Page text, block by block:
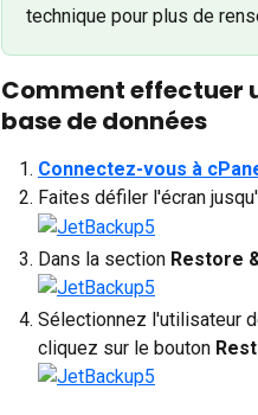
technique pour plus de
Comment effectuer
base de données
Connectez-vous à
Faites défiler l'écran
Dans la section Restore
Sélectionnez l'utilisateur
cliquez sur le bouton